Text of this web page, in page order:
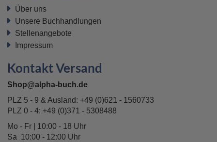
Über uns
Unsere Buchhandlungen
Stellenangebote
Impressum
Kontakt Versand
Shop@alpha-buch.de
PLZ 5 - 9 & Ausland: +49 (0)621 - 1560733
PLZ 0 - 4: +49 (0)371 - 5308488
Mo - Fr | 10:00 - 18 Uhr
Sa 10:00 - 12:00 Uhr